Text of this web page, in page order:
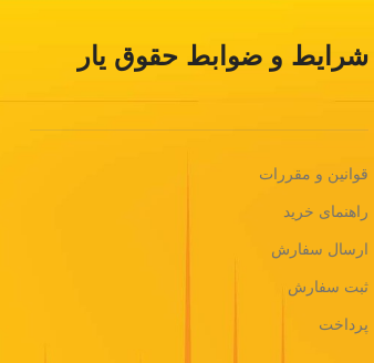
شرایط و ضوابط حقوق یار
قوانین و مقررات
راهنمای خرید
ارسال سفارش
ثبت سفارش
پرداخت